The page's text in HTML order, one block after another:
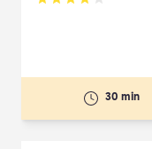
Betyg: 3.83 av 5
30 min